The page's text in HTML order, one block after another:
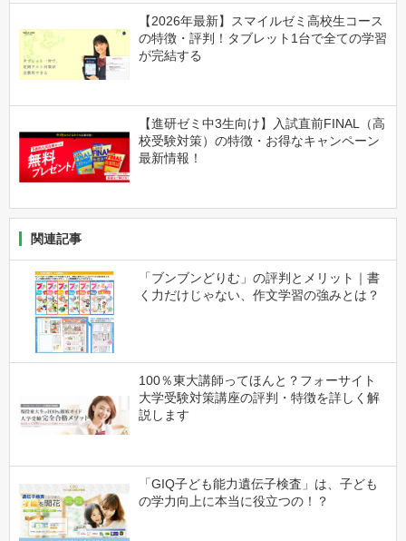
【2026年最新】スマイルゼミ高校生コース
の特徴・評判！タブレット1台で全ての学習
が完結する
【進研ゼミ中3生向け】入試直前FINAL（高
校受験対策）の特徴・お得なキャンペーン
最新情報！
関連記事
「ブンブンどりむ」の評判とメリット｜書
く力だけじゃない、作文学習の強みとは？
100％東大講師ってほんと？フォーサイト
大学受験対策講座の評判・特徴を詳しく解
説します
「GIQ子ども能力遺伝子検査」は、子ども
の学力向上に本当に役立つの！？